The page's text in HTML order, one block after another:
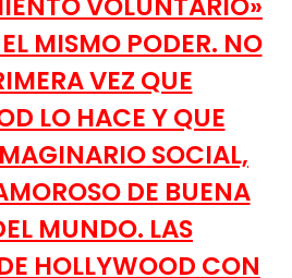
MISMO PODER. NO
VEZ QUE
LO HACE Y QUE
SOCIAL,
DE BUENA
MUNDO. LAS
HOLLYWOOD CON